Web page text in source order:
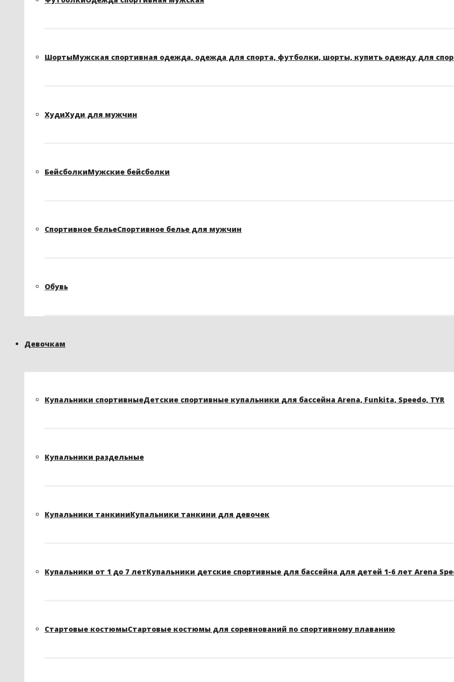
ШортыМужская спортивная одежда, одежда для спорта, футболки, шорты, купить одежду для
ХудиХуди для мужчин
БейсболкиМужские бейсболки
Спортивное бельеСпортивное белье для мужчин
Обувь
Девочкам
Купальники спортивныеДетские спортивные купальники для бассейна Arena, Funkita, Speedo, TYR
Купальники раздельные
Купальники танкиниКупальники танкини для девочек
Купальники от 1 до 7 летКупальники детские спортивные для бассейна для детей 1-6 лет Arena
Стартовые костюмыСтартовые костюмы для соревнований по спортивному плаванию